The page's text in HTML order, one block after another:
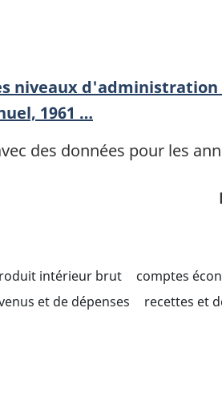
niveaux
1961 …
des données pour les
intérieur brut comptes
et de dépenses
recettes et